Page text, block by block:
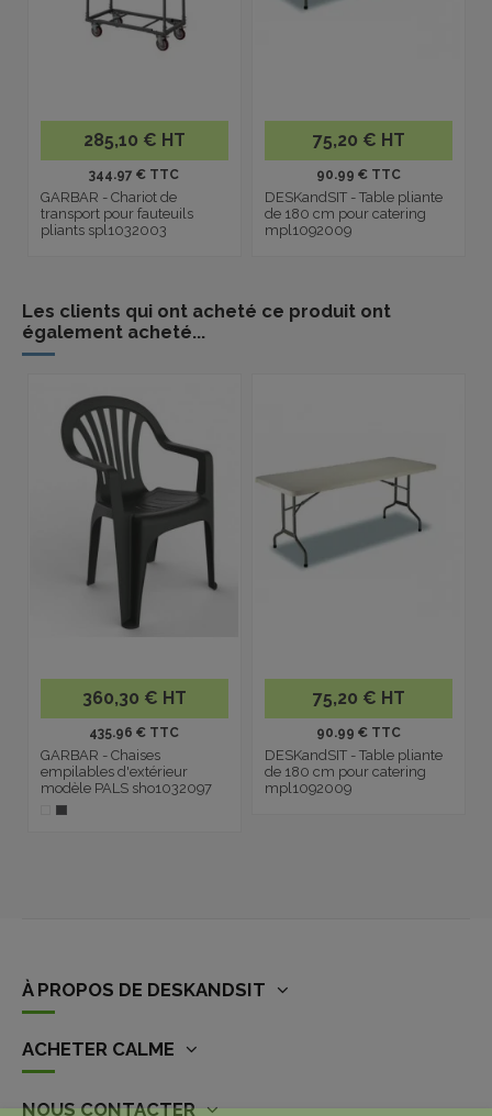
285,10 € HT
344.97 € TTC
GARBAR - Chariot de
transport pour fauteuils
pliants spl1032003
75,20 € HT
90.99 € TTC
DESKandSIT - Table pliante
de 180 cm pour catering
mpl1092009
Les clients qui ont acheté ce produit ont
également acheté...
360,30 € HT
435.96 € TTC
GARBAR - Chaises
empilables d'extérieur
modèle PALS sho1032097
75,20 € HT
90.99 € TTC
DESKandSIT - Table pliante
de 180 cm pour catering
mpl1092009
À PROPOS DE DESKANDSIT
ACHETER CALME
NOUS CONTACTER